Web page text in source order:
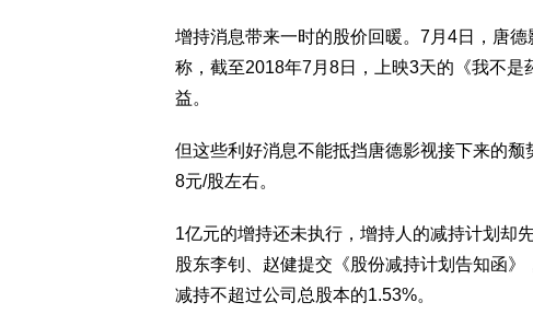
增持消息带来一时的股价回暖。7月4日，唐
称，截至2018年7月8日，上映3天的《我不
益。
但这些利好消息不能抵挡唐德影视接下来的
8元/股左右。
1亿元的增持还未执行，增持人的减持计划却
股东李钊、赵健提交《股份减持计划告知函
减持不超过公司总股本的1.53%。